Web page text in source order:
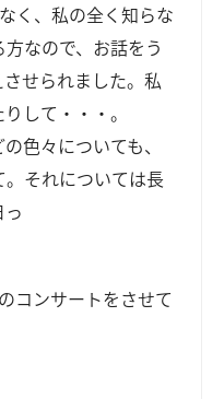
く、私の全く知らな
なので、お話をう
せられました。私
して・・・。
色々についても、
それについては長
コンサートをさせて